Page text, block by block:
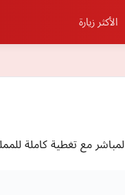
الأكثر زيارة
مع تغطية كاملة